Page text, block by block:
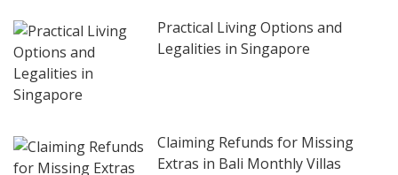
Practical Living Options and
Legalities in Singapore
Claiming Refunds for Missing
Extras in Bali Monthly Villas